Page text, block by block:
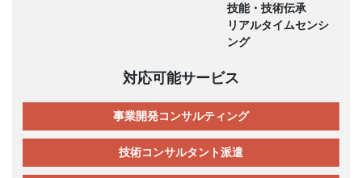
技能・技術伝承
リアルタイムセンシ
ング
対応可能サービス
事業開発コンサルティング
技術コンサルタント派遣